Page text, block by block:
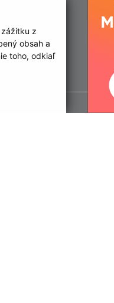
z
obsah a
toho, odkiaľ